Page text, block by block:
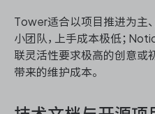
Tower适合以项目推进为主
小团队，上手成本极低；
联灵活性要求极高的创意或
带来的维护成本。